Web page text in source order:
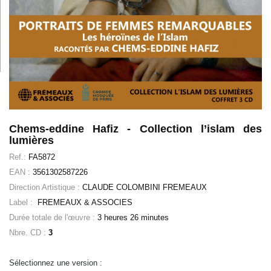
Chems-eddine Hafiz - Collection l’islam des
lumières
Ref.: FA5872
EAN : 3561302587226
Direction Artistique : CLAUDE COLOMBINI FREMEAUX
Label :
FREMEAUX & ASSOCIES
Durée totale de l'œuvre : 3 heures 26 minutes
Nbre. CD : 3
Sélectionnez une version :